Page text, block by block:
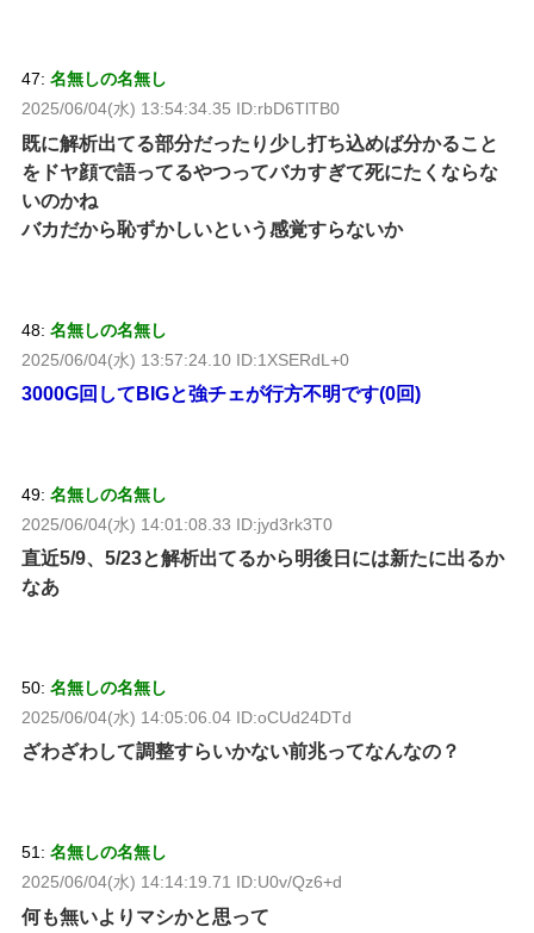
47: 名無しの名無し
2025/06/04(水) 13:54:34.35 ID:rbD6TlTB0
既に解析出てる部分だったり少し打ち込めば分かること
をドヤ顔で語ってるやつってバカすぎて死にたくならな
いのかね
バカだから恥ずかしいという感覚すらないか
48: 名無しの名無し
2025/06/04(水) 13:57:24.10 ID:1XSERdL+0
3000G回してBIGと強チェが行方不明です(0回)
49: 名無しの名無し
2025/06/04(水) 14:01:08.33 ID:jyd3rk3T0
直近5/9、5/23と解析出てるから明後日には新たに出るか
なあ
50: 名無しの名無し
2025/06/04(水) 14:05:06.04 ID:oCUd24DTd
ざわざわして調整すらいかない前兆ってなんなの？
51: 名無しの名無し
2025/06/04(水) 14:14:19.71 ID:U0v/Qz6+d
何も無いよりマシかと思って